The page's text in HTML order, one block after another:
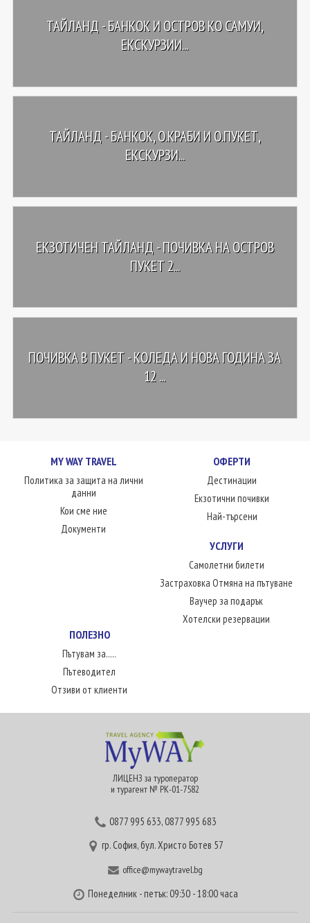
ТАЙЛАНД - БАНКОК И ОСТРОВ КО САМУИ,
ЕКСКУРЗИИ...
ТАЙЛАНД - БАНКОК, О.КРАБИ И О.ПУКЕТ,
ЕКСКУРЗИ...
ЕКЗОТИЧЕН ТАЙЛАНД - ПОЧИВКА НА ОСТРОВ
ПУКЕТ 2...
ПОЧИВКА В ПУКЕТ - КОЛЕДА И НОВА ГОДИНА ЗА
12 ...
MY WAY TRAVEL
Политика за защита на лични
данни
Кои сме ние
Документи
ОФЕРТИ
Дестинации
Екзотични почивки
Най-търсени
УСЛУГИ
Самолетни билети
Застраховка Отмяна на пътуване
Ваучер за подарък
Хотелски резервации
ПОЛЕЗНО
Пътувам за.....
Пътеводител
Отзиви от клиенти
ЛИЦЕНЗ за туроператор
и турагент № РК-01-7582
0877 995 633,0877 995 683
гр. София, бул. Христо Ботев 57
office@mywaytravel.bg
Понеделник - петък: 09:30 - 18:00 часа